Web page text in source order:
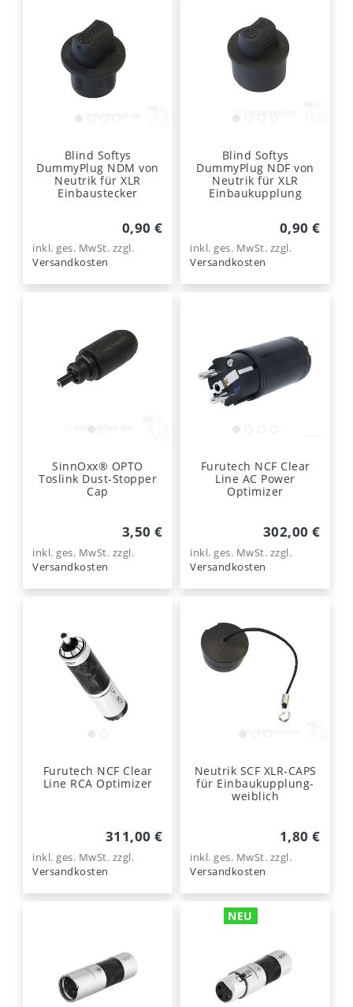
Blind Softys
DummyPlug NDM von
Neutrik für XLR
Einbaustecker
0,90 €
inkl. ges. MwSt. zzgl.
Versandkosten
Blind Softys
DummyPlug NDF von
Neutrik für XLR
Einbaukupplung
0,90 €
inkl. ges. MwSt. zzgl.
Versandkosten
SinnOxx® OPTO
Toslink Dust-Stopper
Cap
3,50 €
inkl. ges. MwSt. zzgl.
Versandkosten
Furutech NCF Clear
Line AC Power
Optimizer
302,00 €
inkl. ges. MwSt. zzgl.
Versandkosten
Furutech NCF Clear
Line RCA Optimizer
311,00 €
inkl. ges. MwSt. zzgl.
Versandkosten
Neutrik SCF XLR-CAPS
für Einbaukupplung-
weiblich
1,80 €
inkl. ges. MwSt. zzgl.
Versandkosten
NEU